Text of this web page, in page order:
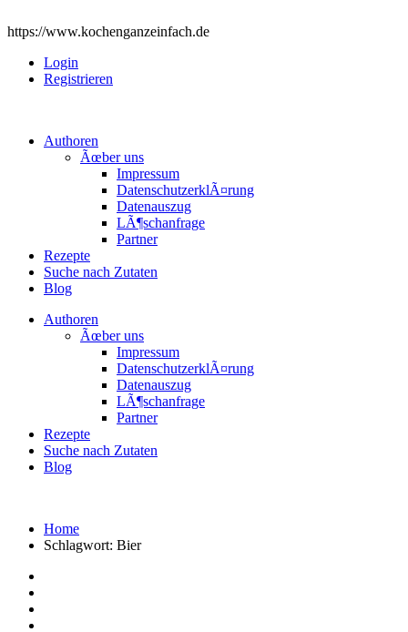
https://www.kochenganzeinfach.de
Login
Registrieren
Authoren
Ãœber uns
Impressum
DatenschutzerklÃ¤rung
Datenauszug
LÃ¶schanfrage
Partner
Rezepte
Suche nach Zutaten
Blog
Authoren
Ãœber uns
Impressum
DatenschutzerklÃ¤rung
Datenauszug
LÃ¶schanfrage
Partner
Rezepte
Suche nach Zutaten
Blog
Home
Schlagwort: Bier